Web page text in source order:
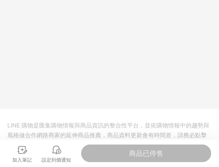
加入筆記 設定到價通知
商品已停售
LINE 購物是匯集購物情報與商品資訊的整合性平台，並依購物情報中的趨勢與
風格做合作網路商家的延伸商品推薦，商品資料更新會有時間差，請務必點擊
商品至各合作網路商家，確認現售價與購物條件，一切資訊以合作廠商網頁為
準。